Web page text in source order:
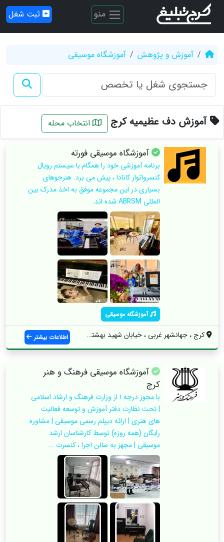
منو ثبت شغل
آموزش و پژوهش آموزشگاه موسیقی
آموزش دف عظیمیه کرج انتخاب محله
آموزشگاه موسیقی فورته
برنامه آموزشی خود را همگام با سیستم رویال
کنسرواتوار کانادا ، پیش می برد. هنرجوهای
بسیاری در این مجموعه موفق به اخذ مدرک بین
المللی ABRSM شده اند.
آموزشگاه موسیقی
کرج ، جهانشهر غربی ، خیابان شهید بهشتی ،... اطلاعات بیشتر
آموزشگاه موسیقی فرهنگ و هنر
کرج
با مجوز درجه ۱ از وزارت فرهنگ و ارشاد اسلامی
| تحت نظارت دفتر آموزش و توسعه فعالیت
های هنری | ارائه دیپلم رسمی موسیقی | مشاوره
رایگان (همه روزه) توسط کارشناسان ارشد
موسیقی | مجهز به سالن اجرا ، کنسرت ...